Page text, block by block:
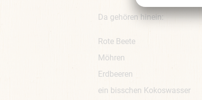
Da gehören hinein:
Rote Beete
Möhren
Erdbeeren
ein bisschen Kokoswasser